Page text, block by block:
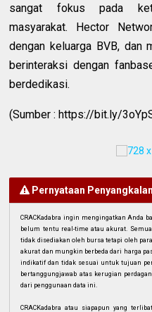
sangat fokus pada
masyarakat. Hector
dengan keluarga BVB, dan
berinteraksi dengan
berdedikasi.
(Sumber : https://bit.ly/
Pernyataan Penyangkalan
CRACKadabra ingin mengingatkan Anda
belum tentu real-time atau akurat.
tidak disediakan oleh bursa tetapi oleh
akurat dan mungkin berbeda dari harga
indikatif dan tidak sesuai untuk tujuan
bertanggungjawab atas kerugian
dari penggunaan data ini.
CRACKadabra atau siapapun yang